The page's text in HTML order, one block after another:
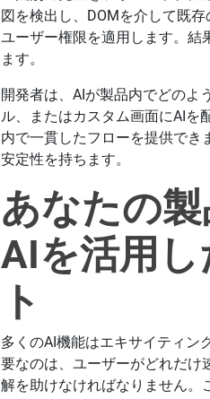
図を検出し、DOMを介して既
ユーザー権限を適用します。結
ます。
開発者は、AIが製品内でどのよ
ル、またはカスタム画面にAIを
内で一貫したフローを提供でき
安定性を持ちます。
あなたの
AIを活用
ト
多くのAI機能はエキサイティン
要なのは、ユーザーがどれだけ
解を助けなければなりません。